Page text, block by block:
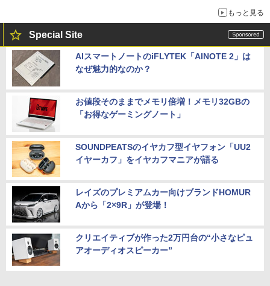
もっと見る
Special Site
AIスマートノートのiFLYTEK「AINOTE 2」は
なぜ魅力的なのか？
お値段そのままでメモリ倍増！メモリ32GBの
「お得なゲーミングノート」
SOUNDPEATSのイヤカフ型イヤフォン「UU2
イヤーカフ」をイヤカフマニアが語る
レイズのプレミアムカー向けブランドHOMUR
Aから「2×9R」が登場！
クリエイティブが作った2万円台の“小さなピュ
アオーディオスピーカー”